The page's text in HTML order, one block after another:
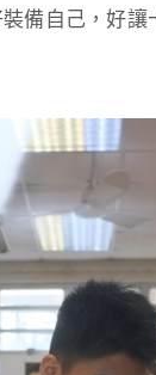
備自己，好